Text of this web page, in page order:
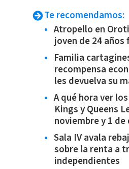
Te recomendamos:
Atropello en
joven de 24
Familia
recompensa
les devuelva su
A qué hora ver
Kings y Queens
noviembre y 1
Sala IV avala
sobre la renta a
independientes